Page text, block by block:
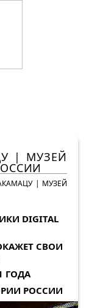
| МУЗЕЙ
| МУЗЕЙ
DIGITAL
СВОИ
ГОДА
РОССИИ